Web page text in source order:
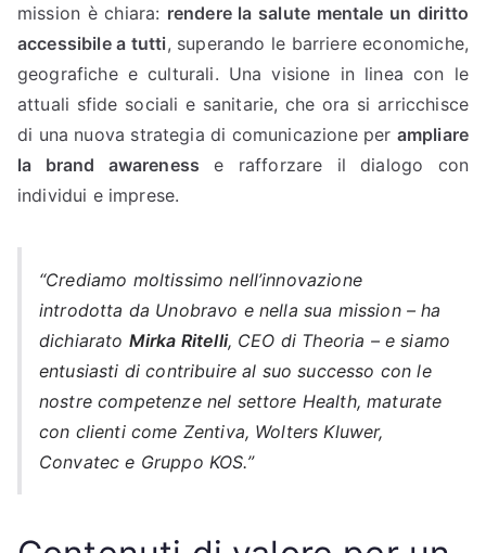
mission è chiara: rendere la salute mentale un diritto
accessibile a tutti, superando le barriere economiche,
geografiche e culturali. Una visione in linea con le
attuali sfide sociali e sanitarie, che ora si arricchisce
di una nuova strategia di comunicazione per ampliare
la brand awareness e rafforzare il dialogo con
individui e imprese.
“Crediamo moltissimo nell’innovazione
introdotta da Unobravo e nella sua mission – ha
dichiarato Mirka Ritelli, CEO di Theoria – e siamo
entusiasti di contribuire al suo successo con le
nostre competenze nel settore Health, maturate
con clienti come Zentiva, Wolters Kluwer,
Convatec e Gruppo KOS.”